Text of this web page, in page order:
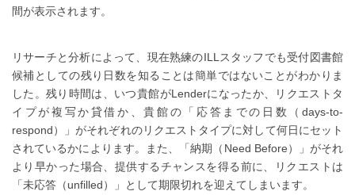
間が表示されます。
リサーチと分析によって、現在熟練のILLスタッフでも受付図書館
候補としての残り日数を知ることは簡単ではないことがわかりま
した。残り時間は、いつ貴館がLenderになったか、リクエストタ
イプが複写か貸借か、貴館の「応答までの日数（days-to-
respond）」がそれぞれのリクエストタイプに対して何日にセット
されているかによります。また、「納期（Need Before）」がそれ
より早かった場合、提供するチャンスを得る前に、リクエストは
「未応答（unfilled）」として期限切れを迎えてしまいます。